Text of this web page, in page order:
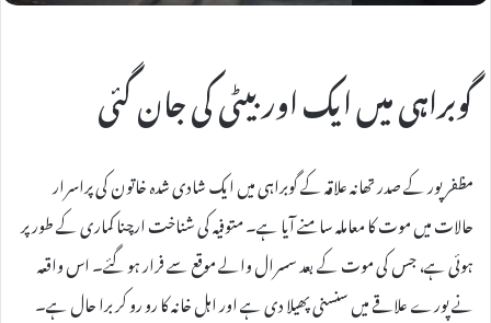
گوبراہی میں ایک اور بیٹی کی جان گئی
مظفرپور کے صدر تھانہ علاقہ کے گوبراہی میں ایک شادی شدہ خاتون کی پراسرار
حالات میں موت کا معاملہ سامنے آیا ہے۔ متوفیہ کی شناخت ارچنا کماری کے طور پر
ہوئی ہے، جس کی موت کے بعد سسرال والے موقع سے فرار ہو گئے۔ اس واقعہ
نے پورے علاقے میں سنسنی پھیلا دی ہے اور اہل خانہ کا رو رو کر برا حال ہے۔